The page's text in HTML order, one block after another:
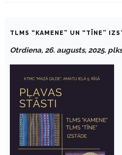
TLMS “KAMENE” UN “TĪNE”
Otrdiena, 26. augusts, 2025.